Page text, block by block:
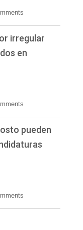
irregular
en
pueden